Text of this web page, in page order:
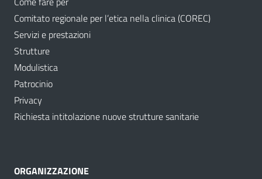
Comitato regionale per l’etica nella clinica (COREC)
Servizi e prestazioni
Strutture
Modulistica
Patrocinio
Privacy
Richiesta intitolazione nuove strutture sanitarie
ORGANIZZAZIONE